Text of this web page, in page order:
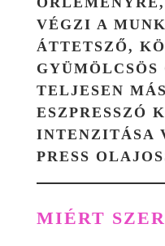
VÉGZI A
ÁTTETSZŐ,
TELJESEN
ESZPRESSZÓ
INTENZITÁSA
PRESS
MIÉRT